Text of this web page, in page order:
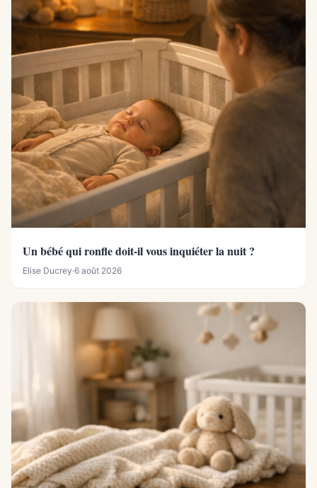
Un bébé qui ronfle doit-il vous inquiéter la nuit ?
Elise Ducrey·6 août 2026